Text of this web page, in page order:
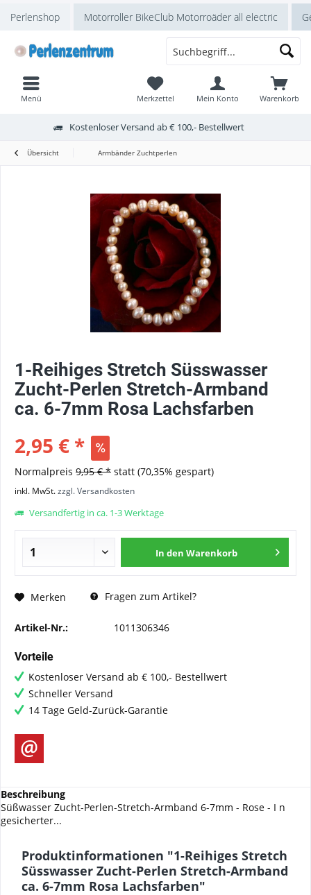
Perlenshop Motorroller BikeClub Motorroäder all electric
Kostenloser Versand ab € 100,- Bestellwert
Warenkorb
Merkzettel Mein Konto
Menü
Übersicht Armbänder Zuchtperlen
1-Reihiges Stretch Süsswasser
Zucht-Perlen Stretch-Armband
ca. 6-7mm Rosa Lachsfarben
2,95 € *
Normalpreis 9,95 € * statt (70,35% gespart)
inkl. MwSt.zzgl. Versandkosten
Versandfertig in ca. 1-3 Werktage
In den Warenkorb
Merken Fragen zum Artikel?
Artikel-Nr.: 1011306346
Vorteile
Kostenloser Versand ab € 100,- Bestellwert
Schneller Versand
14 Tage Geld-Zurück-Garantie
Beschreibung
Süßwasser Zucht-Perlen-Stretch-Armband 6-7mm - Rose - I n
gesicherter...
Produktinformationen "1-Reihiges Stretch
Süsswasser Zucht-Perlen Stretch-Armband
ca. 6-7mm Rosa Lachsfarben"